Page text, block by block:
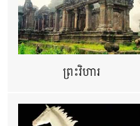
ព្រះវិហារ